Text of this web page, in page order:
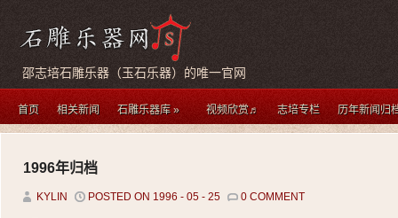
邵志培石雕乐器（玉石乐器）的唯一官网
首页 相关新闻 石雕乐器库» 视频欣赏♬ 志培专栏 历年新闻归
1996年归档
KYLIN POSTED ON 1996 - 05 - 25 0 COMMENT